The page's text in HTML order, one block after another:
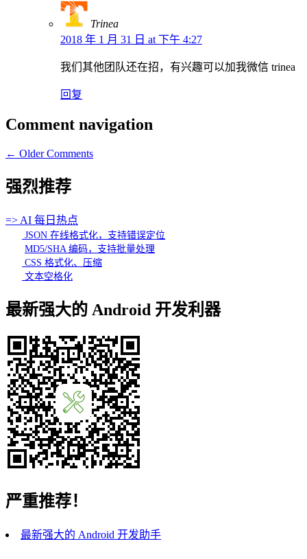
Trinea
2018 年 1 月 31 日 at 下午 4:27
我们其他团队还在招，有兴趣可以加我微信 trinea
回复
Comment navigation
← Older Comments
强烈推荐
=> AI 每日热点
JSON 在线格式化，支持错误定位
MD5/SHA 编码，支持批量处理
CSS 格式化、压缩
文本空格化
最新强大的 Android 开发利器
严重推荐！
最新强大的 Android 开发助手